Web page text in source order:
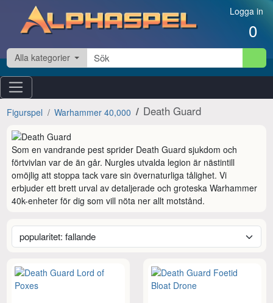
Hoppa till innehåll Logga in
0
Alla kategorier
Figurspel Warhammer 40,000 Death Guard
Som en vandrande pest sprider Death Guard sjukdom och
förtvivlan var de än går. Nurgles utvalda legion är nästintill
omöjlig att stoppa tack vare sin övernaturliga tålighet. Vi
erbjuder ett brett urval av detaljerade och groteska Warhammer
40k-enheter för dig som vill nöta ner allt motstånd.